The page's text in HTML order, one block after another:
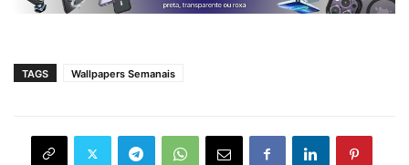
TAGS Wallpapers Semanais